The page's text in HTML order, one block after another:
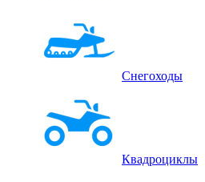
Снегоходы
Квадроциклы